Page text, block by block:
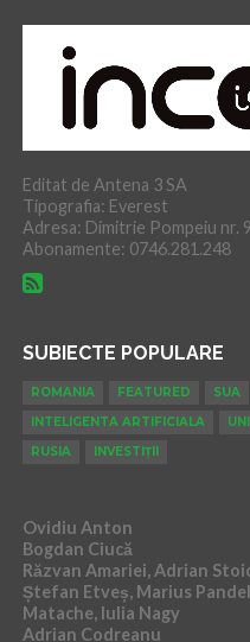
Editat de Antena 3 SA
Tipografia: Everest
Adresa: Dimitrie Pompeiu nr.
Abonamente: 0746.281.248
SUBIECTE POPULARE
ROMANIA FEATURED SUA
INTELIGENTA ARTIFICIALA
RUSIA
INVESTIȚII
Ovidiu Anton
Bogdan Ciucă
Răzvan Amariei, Adrian
Ștefan Etveș, Marius
Matache, Iulia Nagy
Adrian Codreanu